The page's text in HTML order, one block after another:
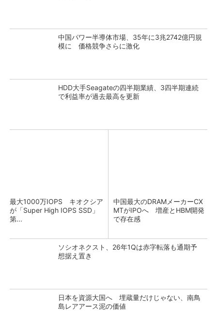
中国パワー半導体市場、35年に3兆2742億円規
模に 価格競争さらに激化
HDD大手Seagateの四半期業績、3四半期連続
で利益率が過去最高を更新
最大1000万IOPS キオクシア
が「Super High IOPS SSD」
第...
中国最大のDRAMメーカーCX
MTがIPOへ 増産とHBM開発
で存在感
ソシオネクスト、26年1Qは赤字転落も通期予
想据え置き
日本を資源大国へ 埋蔵量だけじゃない、南鳥
島レアアース泥の価値